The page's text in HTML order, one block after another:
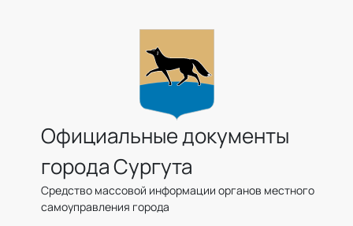
Официальные документы
города Сургута
Средство массовой информации органов местного
самоуправления города